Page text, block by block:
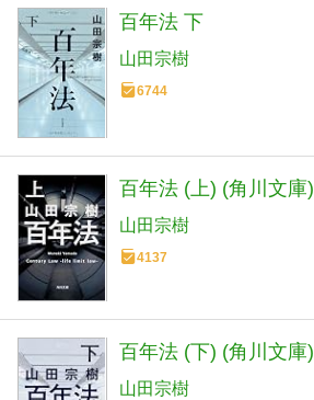
百年法 下
山田宗樹
6744
百年法 (上) (角川文庫)
山田宗樹
4137
百年法 (下) (角川文庫)
山田宗樹